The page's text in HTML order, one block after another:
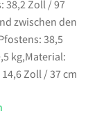
38,2 Zoll / 97
zwischen den
38,5
kg,Material:
Zoll / 37 cm